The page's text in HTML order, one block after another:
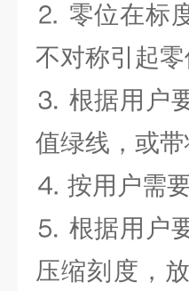
⒉ 零位在标
不对称引起
⒊ 根据用户
值绿线，或带
⒋ 按用户需
⒌ 根据用户
压缩刻度，